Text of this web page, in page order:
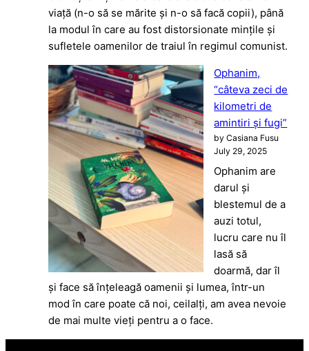
viață (n-o să se mărite și n-o să facă copii), până
la modul în care au fost distorsionate mințile și
sufletele oamenilor de traiul în regimul comunist.
Ophanim,
“câteva zeci de
kilometri de
amintiri și fugi”
by Casiana Fusu
July 29, 2025
Ophanim are
darul și
blestemul de a
auzi totul,
lucru care nu îl
lasă să
doarmă, dar îl
și face să înțeleagă oamenii și lumea, într-un
mod în care poate că noi, ceilalți, am avea nevoie
de mai multe vieți pentru a o face.